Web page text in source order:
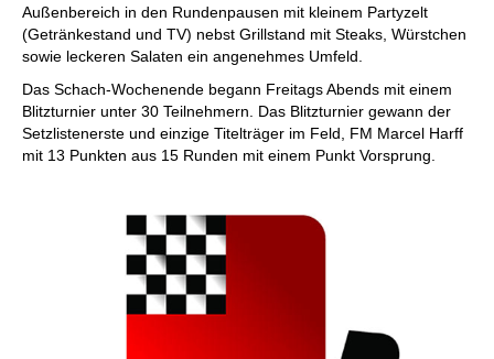
Außenbereich in den Rundenpausen mit kleinem Partyzelt
(Getränkestand und TV) nebst Grillstand mit Steaks, Würstchen
sowie leckeren Salaten ein angenehmes Umfeld.
Das Schach-Wochenende begann Freitags Abends mit einem
Blitzturnier unter 30 Teilnehmern. Das Blitzturnier gewann der
Setzlistenerste und einzige Titelträger im Feld, FM Marcel Harff
mit 13 Punkten aus 15 Runden mit einem Punkt Vorsprung.